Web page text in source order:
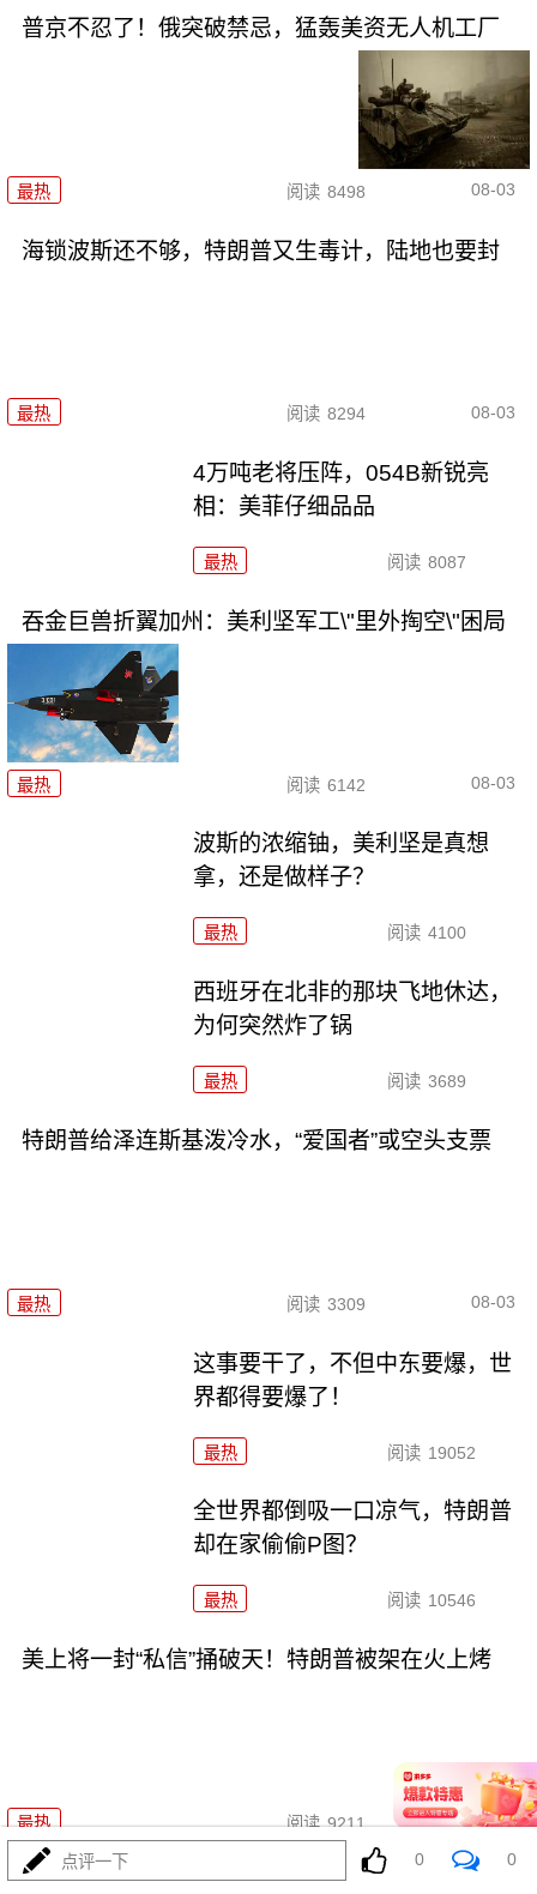
普京不忍了！俄突破禁忌，猛轰美资无人机工厂
最热 阅读 8498 08-03
海锁波斯还不够，特朗普又生毒计，陆地也要封
最热 阅读 8294 08-03
4万吨老将压阵，054B新锐亮
相：美菲仔细品品
最热 阅读 8087
吞金巨兽折翼加州：美利坚军工\"里外掏空\"困局
最热 阅读 6142 08-03
波斯的浓缩铀，美利坚是真想
拿，还是做样子？
最热 阅读 4100
西班牙在北非的那块飞地休达，
为何突然炸了锅
最热 阅读 3689
特朗普给泽连斯基泼冷水，“爱国者”或空头支票
最热 阅读 3309 08-03
这事要干了，不但中东要爆，世
界都得要爆了！
最热 阅读 19052
全世界都倒吸一口凉气，特朗普
却在家偷偷P图？
最热 阅读 10546
美上将一封“私信”捅破天！特朗普被架在火上烤
最热 阅读 9211 08-02
两大命门决定美国退无可退，伊朗别再幻想了！
点评一下 0 0